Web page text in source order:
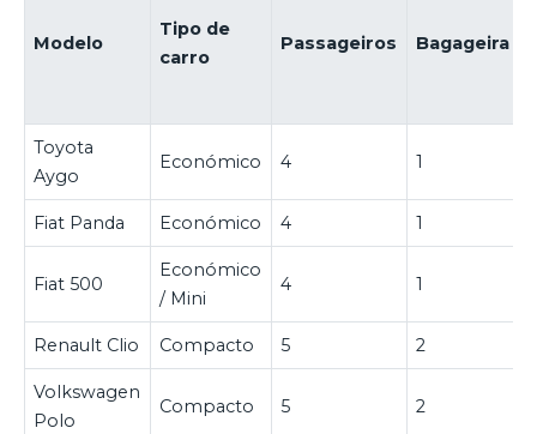
Modelo
Tipo de
carro
Passageiros Bagageira
Toyota
Aygo
Económico 4 1
Fiat Panda Económico 4 1
Fiat 500
Económico
/ Mini
4 1
Renault Clio Compacto 5 2
Volkswagen
Polo
Compacto 5 2